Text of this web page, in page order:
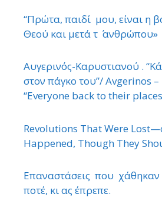
“Πρώτα, παιδί μου, είναι η
Θεού και μετά τ ΄ ανθρώπου»
Αυγερινός-Καρυστιανού .
στον πάγκο του”/ Avgerinos
“Εveryone back to their
Revolutions That Were
Happened, Though They
Επαναστάσεις που χάθηκαν
ποτέ, κι ας έπρεπε.